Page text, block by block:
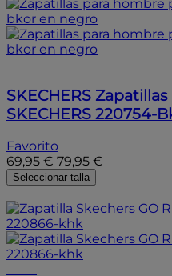
SKECHERS
SKECHERS 220754-
Favorito
69,95 € 79,95 €
Seleccionar talla